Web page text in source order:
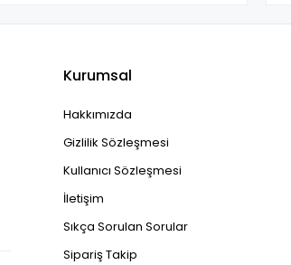
Kurumsal
Hakkımızda
Gizlilik Sözleşmesi
Kullanıcı Sözleşmesi
İletişim
Sıkça Sorulan Sorular
Sipariş Takip